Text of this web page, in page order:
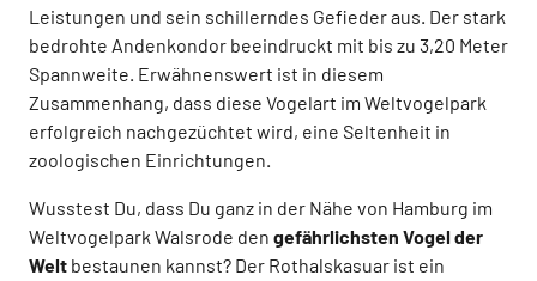
Leistungen und sein schillerndes Gefieder aus. Der stark
bedrohte Andenkondor beeindruckt mit bis zu 3,20 Meter
Spannweite. Erwähnenswert ist in diesem
Zusammenhang, dass diese Vogelart im Weltvogelpark
erfolgreich nachgezüchtet wird, eine Seltenheit in
zoologischen Einrichtungen.
Wusstest Du, dass Du ganz in der Nähe von Hamburg im
Weltvogelpark Walsrode den gefährlichsten Vogel der
Welt bestaunen kannst? Der Rothalskasuar ist ein